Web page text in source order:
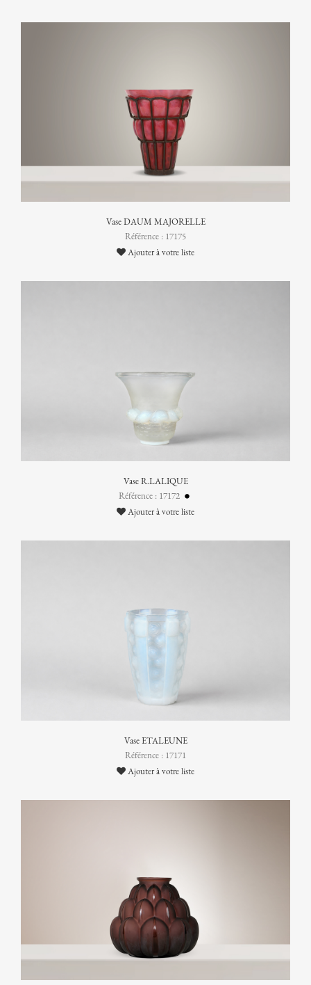
Vase DAUM MAJORELLE
Référence : 17175
Ajouter à votre liste
Vase R.LALIQUE
Référence : 17172
Ajouter à votre liste
Vase ETALEUNE
Référence : 17171
Ajouter à votre liste